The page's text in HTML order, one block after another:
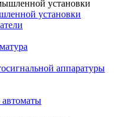
установки
аппаратуры